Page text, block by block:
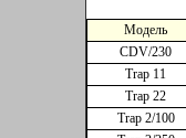
Модель
CDV/230
Trap 11
Trap 22
Trap 2/100